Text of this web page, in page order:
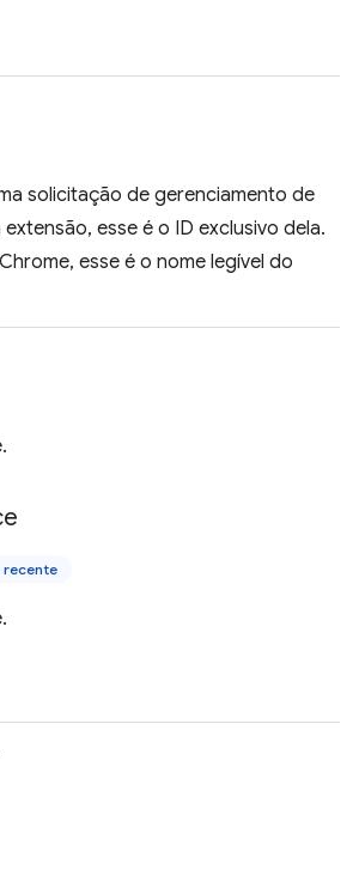
solicitação de gerenciamento de
esse é o ID exclusivo dela.
esse é o nome legível do
recente